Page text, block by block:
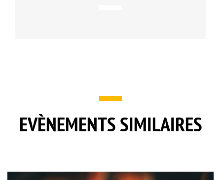
EVÈNEMENTS SIMILAIRES